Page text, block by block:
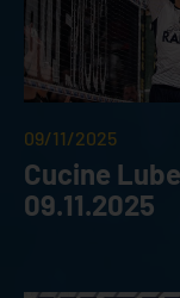
09/11/2025
Cucine
09.11.2025